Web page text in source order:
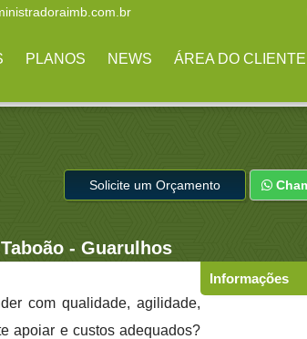
PLANOS NEWS ÁREA DO CLIENTE
- Guarulhos
Solicite um Orçamento
com qualidade, agilidade,
apoiar e custos adequados?
Informações